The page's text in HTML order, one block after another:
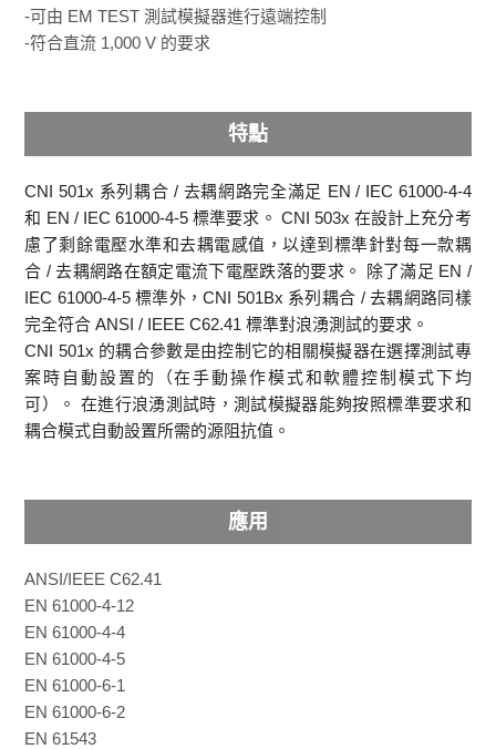
-可由 EM TEST 測試模擬器進行遠端控制
-符合直流 1,000 V 的要求
特點
CNI 501x 系列耦合 / 去耦網路完全滿足 EN / IEC 61000-4-4
和 EN / IEC 61000-4-5 標準要求。 CNI 503x 在設計上充分考
慮了剩餘電壓水準和去耦電感值，以達到標準針對每一款耦
合 / 去耦網路在額定電流下電壓跌落的要求。 除了滿足 EN /
IEC 61000-4-5 標準外，CNI 501Bx 系列耦合 / 去耦網路同樣
完全符合 ANSI / IEEE C62.41 標準對浪湧測試的要求。
CNI 501x 的耦合參數是由控制它的相關模擬器在選擇測試專
案時自動設置的（在手動操作模式和軟體控制模式下均
可）。 在進行浪湧測試時，測試模擬器能夠按照標準要求和
耦合模式自動設置所需的源阻抗值。
應用
ANSI/IEEE C62.41
EN 61000-4-12
EN 61000-4-4
EN 61000-4-5
EN 61000-6-1
EN 61000-6-2
EN 61543